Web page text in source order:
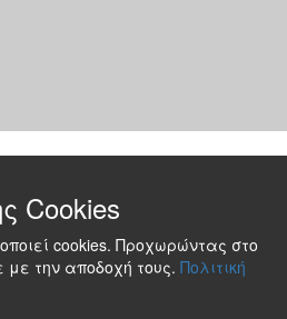
Cookies
cookies. Προχωρώντας στο
με την αποδοχή τους. Πολιτική